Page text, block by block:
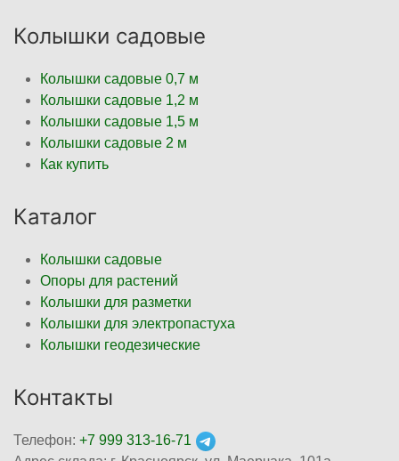
Колышки садовые
Колышки садовые 0,7 м
Колышки садовые 1,2 м
Колышки садовые 1,5 м
Колышки садовые 2 м
Как купить
Каталог
Колышки садовые
Опоры для растений
Колышки для разметки
Колышки для электропастуха
Колышки геодезические
Контакты
Телефон: +7 999 313-16-71